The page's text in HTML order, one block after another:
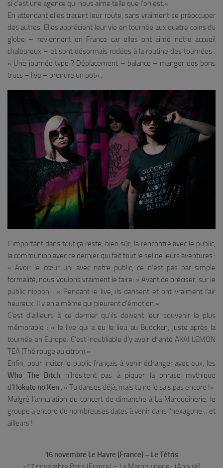
si c’est une agence qui nous aime telle que l’on est.«
En attendant elles tracent leur route, sans vraiment se préoccuper
des autres. Elles apprécient leur vie en tournée aux quatre coins du
globe – reviennent en France car elles ont aimé notre accueil
chaleureux – et sont désormais rodées à la routine des tournées :
« Une journée type ? Déplacement – balance – manger des bons
trucs – live – prendre un pot« .
L’important dans tout ça reste, bien sûr, la rencontre avec le public,
la communion avec ce dernier qui fait tout le sel de leurs aventures :
«Avoir le cœur uni avec notre public, ce n’est pas par simple
formalité, nous voulons vraiment le faire. » Avant de préciser, sur le
public nippon : « Pendant le live, ils dansent et ont vraiment l’air
heureux. Il y en a même qui pleurent d’émotion.«
C’est d’ailleurs à ce dernier qu’ils doivent leur souvenir le plus
mémorable : « le live qui a eu le lieu au Budokan, juste après la
tournée en Europe. C’est inoubliable d’y avoir chanté AKAI LEMON
TEA (Thé rouge au citron).«
Enfin, pour inciter le public français à venir échanger avec eux, les
Who The Bitch n’hésitent pas à piquer la phrase mythique
d’Hokuto no Ken : « Tu danses déjà, mais tu ne le sais pas encore !«
Malgré l’annulation du concert de dimanche à La Maroquinerie, le
groupe a encore de nombreuses dates à venir dans l’hexagone… et
ailleurs !
16 novembre Le Havre (France) – Le Tétris